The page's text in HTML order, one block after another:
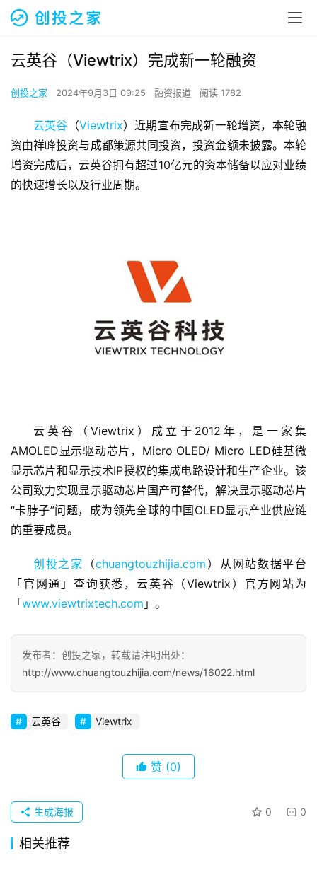
首
页
融
资
商
察
企
发
布
登录
云英谷（Viewtrix）完成新一轮融资
创投之家 2024年9月3日 09:25 融资报道 阅读 1782
云英谷 （Viewtrix）近期宣布完成新一轮增资，本轮融
资由祥峰投资与成都策源共同投资，投资金额未披露。本轮
增资完成后，云英谷拥有超过10亿元的资本储备以应对业绩
的快速增长以及行业周期。
云英谷（Viewtrix）成立于2012年，是一家集
AMOLED显示驱动芯片，Micro OLED/ Micro LED硅基微
显示芯片和显示技术IP授权的集成电路设计和生产企业。该
公司致力实现显示驱动芯片国产可替代，解决显示驱动芯片
“卡脖子”问题，成为领先全球的中国OLED显示产业供应链
的重要成员。
创投之家 （chuangtouzhijia.com ）从网站数据平台
「官网通」查询获悉，云英谷（Viewtrix）官方网站为
「www.viewtrixtech.com 」。
发布者：创投之家，转载请注明出处：
http://www.chuangtouzhijia.com/news/16022.html
云英谷 Viewtrix
赞 (0)
0 0
生成海报
相关推荐